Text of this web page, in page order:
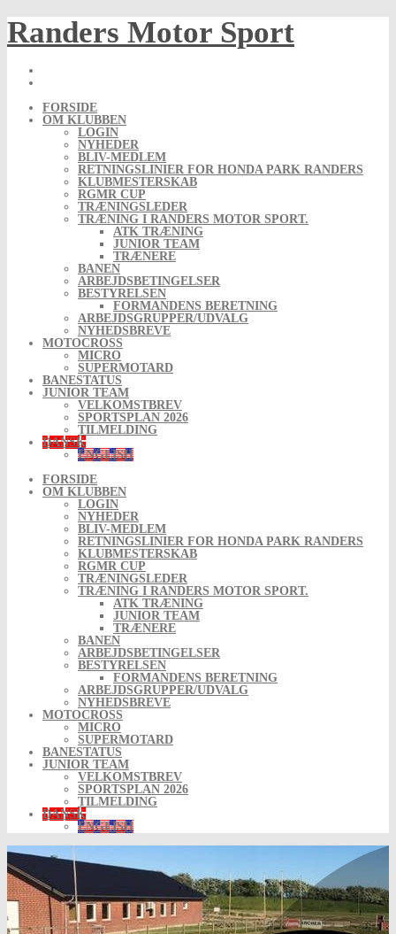
Skip
to
content
Randers Motor Sport
FORSIDE
OM KLUBBEN
LOGIN
NYHEDER
BLIV-MEDLEM
RETNINGSLINIER FOR HONDA PARK RANDERS
KLUBMESTERSKAB
RGMR CUP
TRÆNINGSLEDER
TRÆNING I RANDERS MOTOR SPORT.
ATK TRÆNING
JUNIOR TEAM
TRÆNERE
BANEN
ARBEJDSBETINGELSER
BESTYRELSEN
FORMANDENS BERETNING
ARBEJDSGRUPPER/UDVALG
NYHEDSBREVE
MOTOCROSS
MICRO
SUPERMOTARD
BANESTATUS
JUNIOR TEAM
VELKOMSTBREV
SPORTSPLAN 2026
TILMELDING
DANSK
ENGLISH
FORSIDE
OM KLUBBEN
LOGIN
NYHEDER
BLIV-MEDLEM
RETNINGSLINIER FOR HONDA PARK RANDERS
KLUBMESTERSKAB
RGMR CUP
TRÆNINGSLEDER
TRÆNING I RANDERS MOTOR SPORT.
ATK TRÆNING
JUNIOR TEAM
TRÆNERE
BANEN
ARBEJDSBETINGELSER
BESTYRELSEN
FORMANDENS BERETNING
ARBEJDSGRUPPER/UDVALG
NYHEDSBREVE
MOTOCROSS
MICRO
SUPERMOTARD
BANESTATUS
JUNIOR TEAM
VELKOMSTBREV
SPORTSPLAN 2026
TILMELDING
DANSK
ENGLISH